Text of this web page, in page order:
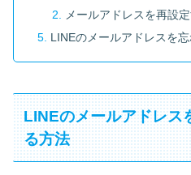
メールアドレスを再設
LINEのメールアドレスを
LINEのメールアドレス
る方法